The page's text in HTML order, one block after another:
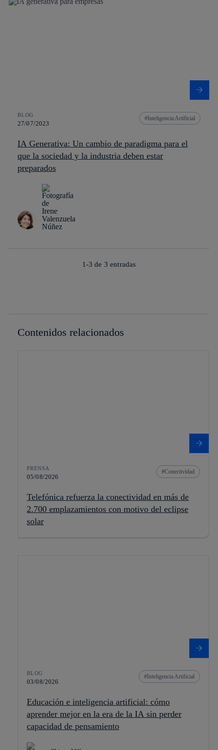
BLOG
27/07/2023
Inteligencia Artificial
IA Generativa: Un cambio de paradigma para el
que la sociedad y la industria deben estar
preparados
1-3 de 3 entradas
Contenidos relacionados
PRENSA
05/08/2026
Conectividad
Telefónica refuerza la conectividad en más de
2.700 emplazamientos con motivo del eclipse
solar
BLOG
03/08/2026
Inteligencia Artificial
Educación e inteligencia artificial: cómo
aprender mejor en la era de la IA sin perder
capacidad de pensamiento